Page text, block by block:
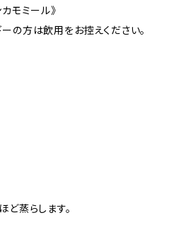
モミール》
の方は飲用をお控えください。
蒸らします。